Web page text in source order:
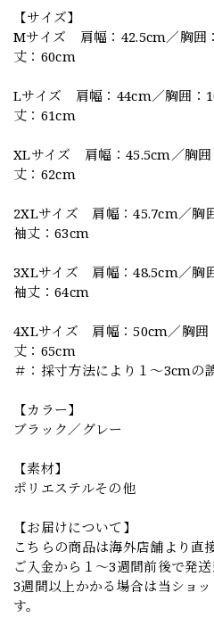
【サイズ】
Mサイズ 肩幅：42.5cm／胸囲
丈：60cm
Lサイズ 肩幅：44cm／胸囲：
丈：61cm
XLサイズ 肩幅：45.5cm／胸
丈：62cm
2XLサイズ 肩幅：45.7cm／胸
袖丈：63cm
3XLサイズ 肩幅：48.5cm／胸
袖丈：64cm
4XLサイズ 肩幅：50cm／胸囲
丈：65cm
＃：採寸方法により１～3cmの
【カラー】
ブラック／グレー
【素材】
ポリエステルその他
【お届けについて】
こちらの商品は海外店舗より直
ご入金から１～3週間前後で発送
3週間以上かかる場合は当ショ
す。